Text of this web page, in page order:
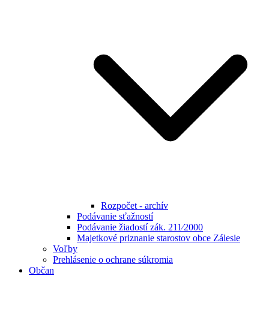
Rozpočet - archív
Podávanie sťažností
Podávanie žiadostí zák. 211⁄2000
Majetkové priznanie starostov obce Zálesie
Voľby
Prehlásenie o ochrane súkromia
Občan